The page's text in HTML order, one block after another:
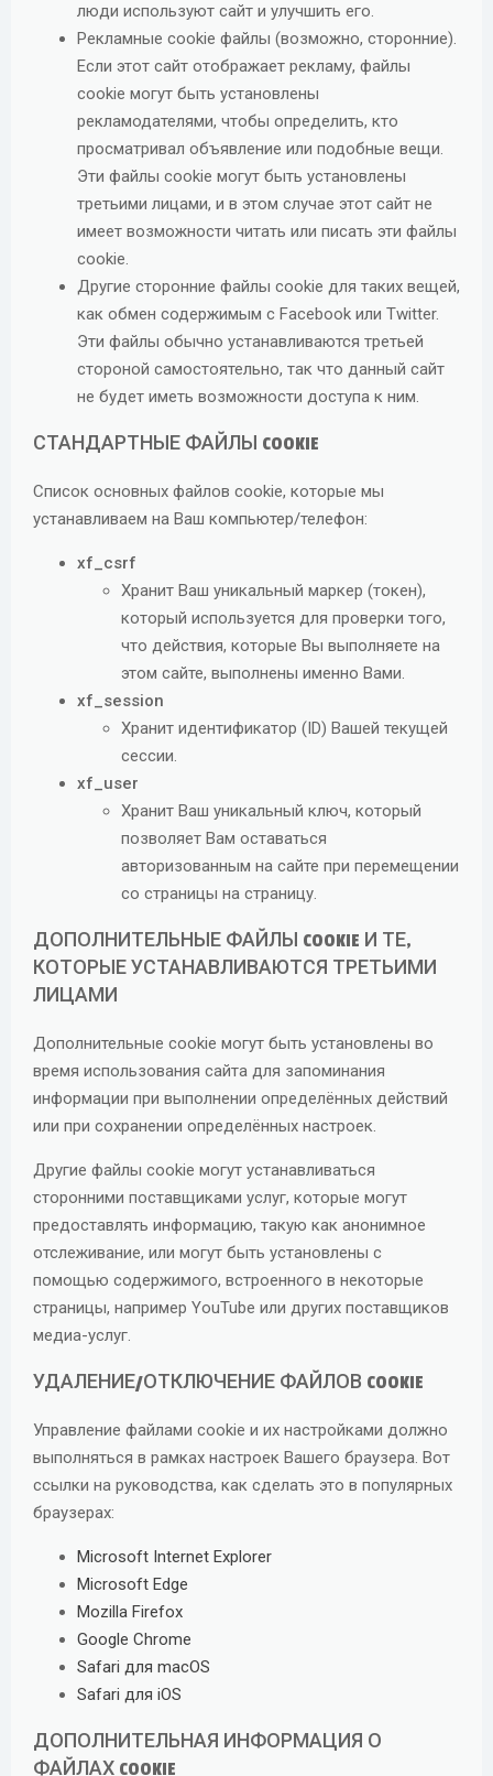
люди используют сайт и улучшить его.
Рекламные cookie файлы (возможно, сторонние).
Если этот сайт отображает рекламу, файлы
cookie могут быть установлены
рекламодателями, чтобы определить, кто
просматривал объявление или подобные вещи.
Эти файлы cookie могут быть установлены
третьими лицами, и в этом случае этот сайт не
имеет возможности читать или писать эти файлы
cookie.
Другие сторонние файлы cookie для таких вещей,
как обмен содержимым с Facebook или Twitter.
Эти файлы обычно устанавливаются третьей
стороной самостоятельно, так что данный сайт
не будет иметь возможности доступа к ним.
СТАНДАРТНЫЕ ФАЙЛЫ COOKIE
Список основных файлов cookie, которые мы
устанавливаем на Ваш компьютер/телефон:
xf_csrf
Хранит Ваш уникальный маркер (токен),
который используется для проверки того,
что действия, которые Вы выполняете на
этом сайте, выполнены именно Вами.
xf_session
Хранит идентификатор (ID) Вашей текущей
сессии.
xf_user
Хранит Ваш уникальный ключ, который
позволяет Вам оставаться
авторизованным на сайте при перемещении
со страницы на страницу.
ДОПОЛНИТЕЛЬНЫЕ ФАЙЛЫ COOKIE И ТЕ,
КОТОРЫЕ УСТАНАВЛИВАЮТСЯ ТРЕТЬИМИ
ЛИЦАМИ
Дополнительные cookie могут быть установлены во
время использования сайта для запоминания
информации при выполнении определённых действий
или при сохранении определённых настроек.
Другие файлы cookie могут устанавливаться
сторонними поставщиками услуг, которые могут
предоставлять информацию, такую как анонимное
отслеживание, или могут быть установлены с
помощью содержимого, встроенного в некоторые
страницы, например YouTube или других поставщиков
медиа-услуг.
УДАЛЕНИЕ/ОТКЛЮЧЕНИЕ ФАЙЛОВ COOKIE
Управление файлами cookie и их настройками должно
выполняться в рамках настроек Вашего браузера. Вот
ссылки на руководства, как сделать это в популярных
браузерах:
Microsoft Internet Explorer
Microsoft Edge
Mozilla Firefox
Google Chrome
Safari для macOS
Safari для iOS
ДОПОЛНИТЕЛЬНАЯ ИНФОРМАЦИЯ О
ФАЙЛАХ COOKIE